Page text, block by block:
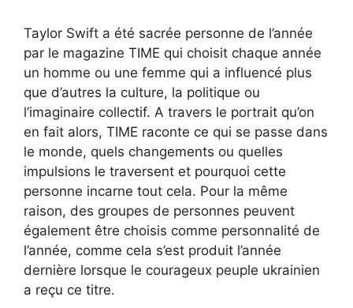
Taylor Swift a été sacrée personne de l’année
par le magazine TIME qui choisit chaque année
un homme ou une femme qui a influencé plus
que d’autres la culture, la politique ou
l’imaginaire collectif. A travers le portrait qu’on
en fait alors, TIME raconte ce qui se passe dans
le monde, quels changements ou quelles
impulsions le traversent et pourquoi cette
personne incarne tout cela. Pour la même
raison, des groupes de personnes peuvent
également être choisis comme personnalité de
l’année, comme cela s’est produit l’année
dernière lorsque le courageux peuple ukrainien
a reçu ce titre.